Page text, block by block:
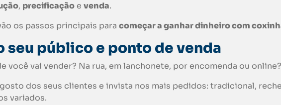
, precificação e venda.
os passos principais para começar a ganhar dinheiro com
seu público e ponto de venda
você vai vender? Na rua, em lanchonete, por encomenda ou online?
dos seus clientes e invista nos mais pedidos: tradicional,
variados.